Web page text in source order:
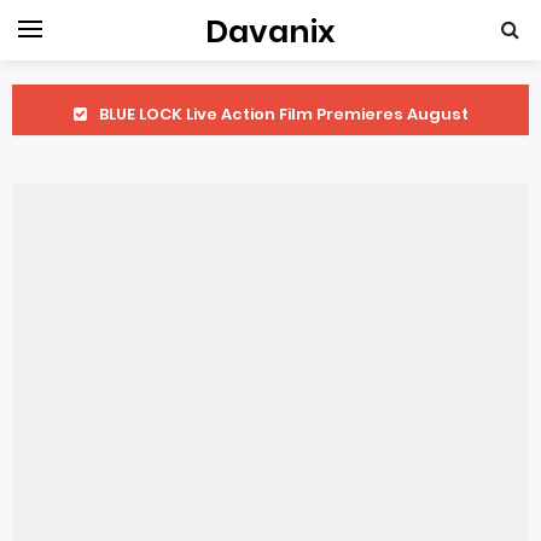
Davanix
BLUE LOCK Live Action Film Premieres August